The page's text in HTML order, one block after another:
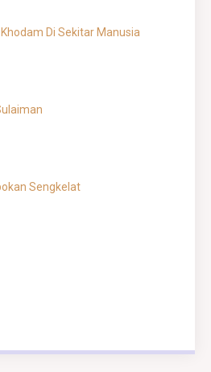
Di Sekitar Manusia
Sengkelat